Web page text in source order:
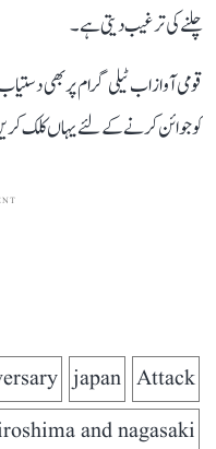
چلنے کی ترغیب دیتی ہے۔
قومی آواز اب ٹیلی گرام پر بھی
کو جوائن کرنے کے لئے یہاں کلک
Attack
japan
and nagasaki